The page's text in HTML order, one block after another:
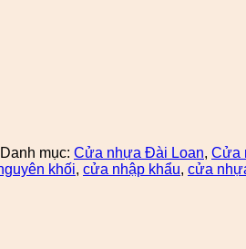
Danh mục: Cửa nhựa Đài Loan, Cửa
khối, cửa nhập khẩu, cửa